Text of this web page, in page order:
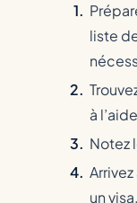
liste
à
Notez
un visa.